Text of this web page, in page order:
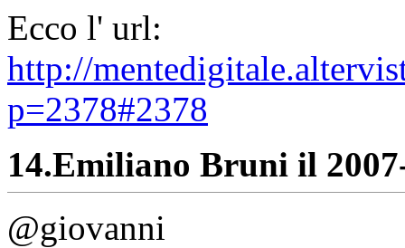
Ecco l' url:
http://
p=2378#2378
14.Emiliano Bruni il
@giovanni